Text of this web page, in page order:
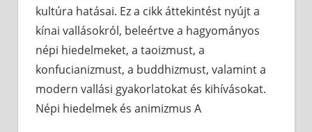
kultúra hatásai. Ez a cikk áttekintést nyújt a
kínai vallásokról, beleértve a hagyományos
népi hiedelmeket, a taoizmust, a
konfucianizmust, a buddhizmust, valamint a
modern vallási gyakorlatokat és kihívásokat.
Népi hiedelmek és animizmus A